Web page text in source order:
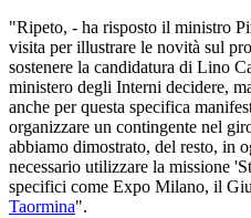
"Ripeto, - ha risposto il ministro
visita per illustrare le novità sul
sostenere la candidatura di Lino
ministero degli Interni decidere,
anche per questa specifica
organizzare un contingente nel
abbiamo dimostrato, del resto, in
necessario utilizzare la missione
specifici come Expo Milano, il
Taormina".